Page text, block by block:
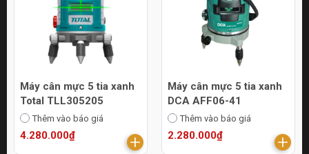
Máy cân mực 5 tia xanh
Total TLL305205
Thêm vào báo giá
4.280.000₫
Máy cân mực 5 tia xanh
DCA AFF06-41
Thêm vào báo giá
2.280.000₫